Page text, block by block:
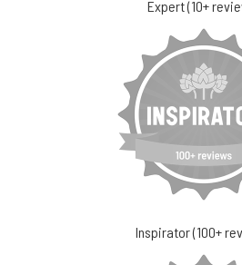
Expert (10+
Inspirator (100+